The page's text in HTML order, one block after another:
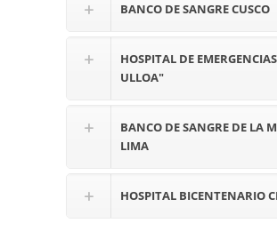
BANCO DE SANGRE CUSCO
HOSPITAL DE
ULLOA"
BANCO DE SANGRE DE LA
LIMA
HOSPITAL BICENTENARIO